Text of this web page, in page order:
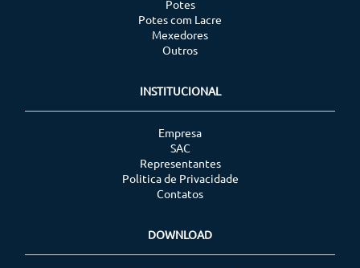
Potes
Potes com Lacre
Mexedores
Outros
INSTITUCIONAL
Empresa
SAC
Representantes
Politica de Privacidade
Contatos
DOWNLOAD